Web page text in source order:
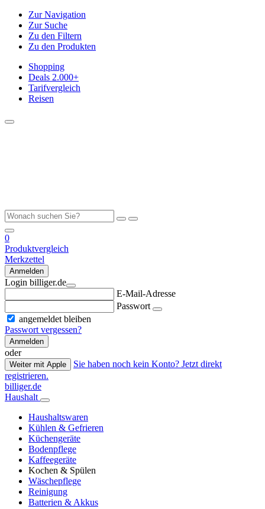
Zur Navigation
Zur Suche
Zu den Filtern
Zu den Produkten
Shopping
Deals 2.000+
Tarifvergleich
Reisen
0
Produktvergleich
Merkzettel
Anmelden
Login billiger.de
E-Mail-Adresse
Passwort
angemeldet bleiben
Passwort vergessen?
Anmelden
oder
Weiter mit Apple
Sie haben noch kein Konto? Jetzt direkt
registrieren.
billiger.de
Haushalt
Haushaltswaren
Kühlen & Gefrieren
Küchengeräte
Bodenpflege
Kaffeegeräte
Kochen & Spülen
Wäschepflege
Reinigung
Batterien & Akkus